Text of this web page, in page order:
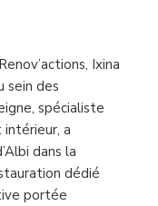
Ixina
sein des
spécialiste
intérieur, a
dans la
dédié
portée